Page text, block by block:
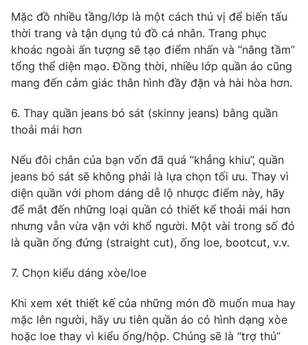
Mặc đồ nhiều tầng/lớp là một cách thú vị để biến tấu
thời trang và tận dụng tủ đồ cá nhân. Trang phục
khoác ngoài ấn tượng sẽ tạo điểm nhấn và “nâng tầm”
tổng thể diện mạo. Đồng thời, nhiều lớp quần áo cũng
mang đến cảm giác thân hình đầy đặn và hài hòa hơn.
6. Thay quần jeans bó sát (skinny jeans) bằng quần
thoải mái hơn
Nếu đôi chân của bạn vốn đã quá “khẳng khiu”, quần
jeans bó sát sẽ không phải là lựa chọn tối ưu. Thay vì
diện quần với phom dáng dễ lộ nhược điểm này, hãy
để mắt đến những loại quần có thiết kế thoải mái hơn
nhưng vẫn vừa vặn với khổ người. Một vài trong số đó
là quần ống đứng (straight cut), ống loe, bootcut, v.v.
7. Chọn kiểu dáng xòe/loe
Khi xem xét thiết kế của những món đồ muốn mua hay
mặc lên người, hãy ưu tiên quần áo có hình dạng xòe
hoặc loe thay vì kiểu ống/hộp. Chúng sẽ là “trợ thủ”